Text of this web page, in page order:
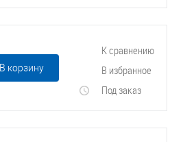
В корзину
К сравнению
В избранное
Под заказ